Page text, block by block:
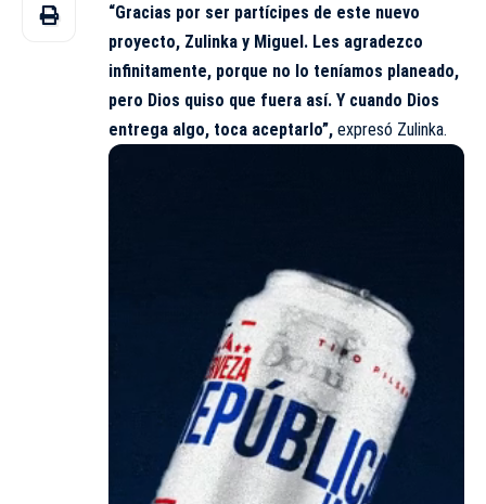
“Gracias por ser partícipes de este nuevo
proyecto, Zulinka y Miguel. Les agradezco
infinitamente, porque no lo teníamos planeado,
pero Dios quiso que fuera así. Y cuando Dios
entrega algo, toca aceptarlo”, expresó Zulinka.